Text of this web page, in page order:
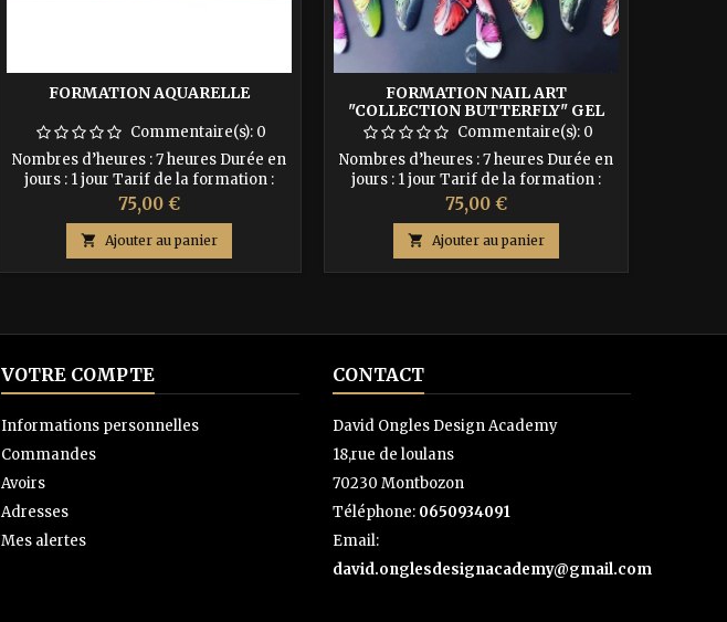
FORMATION AQUARELLE
Commentaire(s): 0
Nombres d’heures : 7 heures Durée en
jours : 1 jour Tarif de la formation :
250€ Acompte de 30% à l’inscription
soit 75 € Le solde à régler le 1er jour de
la formation soit : 175€ Dates des
prochaines formations : -le 08
novembre 2024
Prix
75,00 €
 Ajouter au panier
FORMATION NAIL ART
"COLLECTION BUTTERFLY" GEL
PAINT
Commentaire(s): 0
Nombres d’heures : 7 heures Durée en
jours : 1 jour Tarif de la formation :
250€ Acompte de 30% à l’inscription
soit 75 € Le solde à régler le 1er jour de
la formation soit : 175€
Prix
75,00 €
 Ajouter au panier
VOTRE COMPTE
Informations personnelles
Commandes
Avoirs
Adresses
Mes alertes
CONTACT
David Ongles Design Academy
18,rue de loulans
70230 Montbozon
Téléphone: 0650934091
Email:
david.onglesdesignacademy@gmail.com